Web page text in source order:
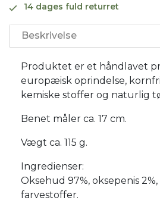
14 dages fuld returret
Beskrivelse
Produktet er et håndlavet
europæisk oprindelse,
kemiske stoffer og naturlig
Benet måler ca. 17 cm.
Vægt ca. 115 g.
Ingredienser:
Oksehud 97%, oksepenis 2%,
farvestoffer.